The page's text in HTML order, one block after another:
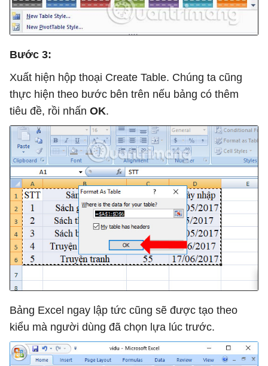
Bước 3:
Xuất hiện hộp thoại Create Table. Chúng ta cũng
thực hiện theo bước bên trên nếu bảng có thêm
tiêu đề, rồi nhấn OK.
Bảng Excel ngay lập tức cũng sẽ được tạo theo
kiểu mà người dùng đã chọn lựa lúc trước.